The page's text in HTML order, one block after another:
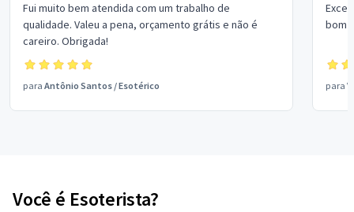
Fui muito bem atendida com um trabalho de
qualidade. Valeu a pena, orçamento grátis e não é
careiro. Obrigada!
para Antônio Santos /Esotérico
bom
para
Você é Esoterista?